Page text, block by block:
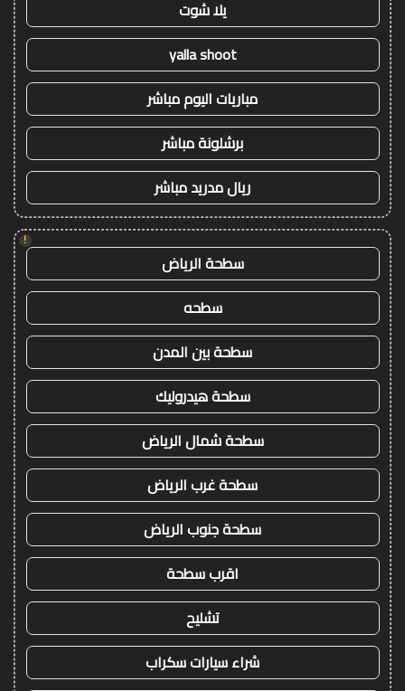
يلا شوت
yalla shoot
مباريات اليوم مباشر
برشلونة مباشر
ريال مدريد مباشر
!
سطحة الرياض
سطحه
سطحة بين المدن
سطحة هيدروليك
سطحة شمال الرياض
سطحة غرب الرياض
سطحة جنوب الرياض
اقرب سطحة
تشليح
شراء سيارات سكراب